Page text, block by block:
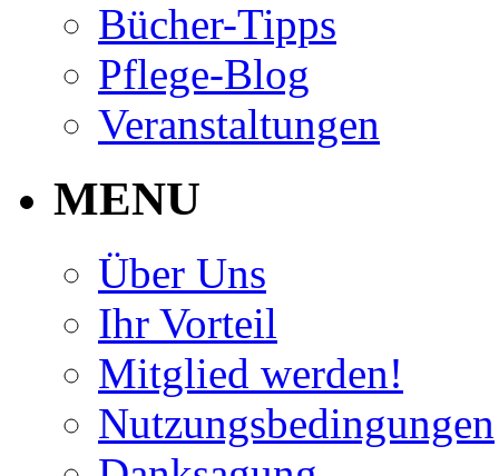
Bücher-Tipps
Pflege-Blog
Veranstaltungen
MENU
Über Uns
Ihr Vorteil
Mitglied werden!
Nutzungsbedingungen